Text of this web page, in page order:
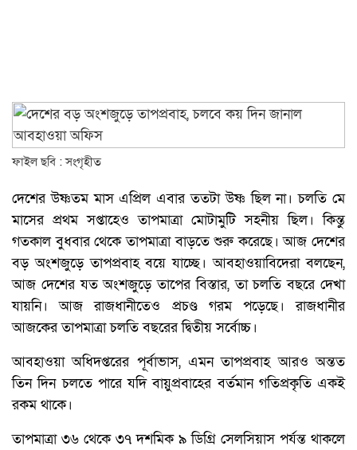
ফাইল ছবি : সংগৃহীত
দেশের উষ্ণতম মাস এপ্রিল এবার ততটা উষ্ণ ছিল না। চলতি মে
মাসের প্রথম সপ্তাহেও তাপমাত্রা মোটামুটি সহনীয় ছিল। কিন্তু
গতকাল বুধবার থেকে তাপমাত্রা বাড়তে শুরু করেছে। আজ দেশের
বড় অংশজুড়ে তাপপ্রবাহ বয়ে যাচ্ছে। আবহাওয়াবিদেরা বলছেন,
আজ দেশের যত অংশজুড়ে তাপের বিস্তার, তা চলতি বছরে দেখা
যায়নি। আজ রাজধানীতেও প্রচণ্ড গরম পড়েছে। রাজধানীর
আজকের তাপমাত্রা চলতি বছরের দ্বিতীয় সর্বোচ্চ।
আবহাওয়া অধিদপ্তরের পূর্বাভাস, এমন তাপপ্রবাহ আরও অন্তত
তিন দিন চলতে পারে যদি বায়ুপ্রবাহের বর্তমান গতিপ্রকৃতি একই
রকম থাকে।
তাপমাত্রা ৩৬ থেকে ৩৭ দশমিক ৯ ডিগ্রি সেলসিয়াস পর্যন্ত থাকলে